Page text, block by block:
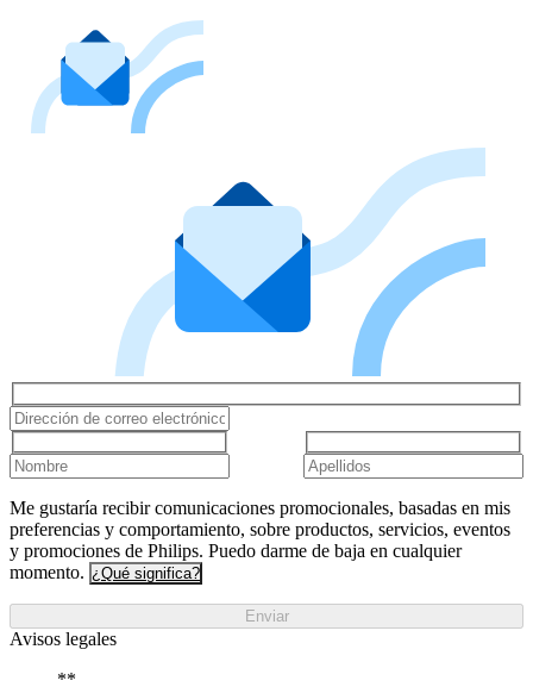
Me gustaría recibir comunicaciones promocionales, basadas en mis
preferencias y comportamiento, sobre productos, servicios, eventos
y promociones de Philips. Puedo darme de baja en cualquier
momento. ¿Qué significa?
Enviar
Avisos legales